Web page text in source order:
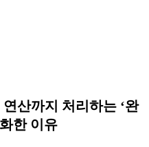
산까지 처리하는 ‘완
한 이유